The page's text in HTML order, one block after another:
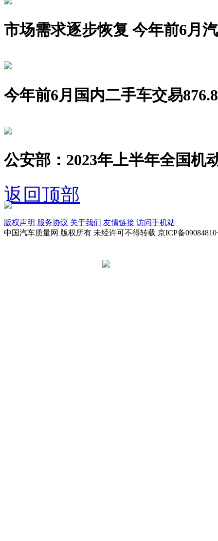
市场需求逐步恢复 今年前6月
今年前6月国内二手车交易
公安部：2023年上半年全国机
返回顶部
版权声明 服务协议 关于我们 友情链接 访问手机站
中国汽车质量网 版权所有 未经许可不得转载 京ICP备09084810